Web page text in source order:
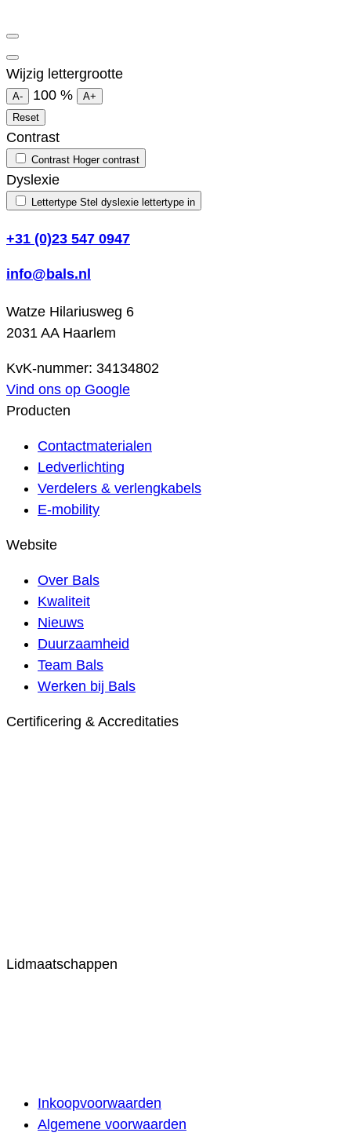
Wijzig lettergrootte
A- 100 %
A+
Reset
Contrast
Contrast Hoger contrast
Dyslexie
Lettertype Stel dyslexie lettertype in
+31 (0)23 547 0947
info@bals.nl
Watze Hilariusweg 6
2031 AA Haarlem
KvK-nummer: 34134802
Vind ons op Google
Producten
Contactmaterialen
Ledverlichting
Verdelers & verlengkabels
E-mobility
Website
Over Bals
Kwaliteit
Nieuws
Duurzaamheid
Team Bals
Werken bij Bals
Certificering & Accreditaties
Lidmaatschappen
Inkoopvoorwaarden
Algemene voorwaarden